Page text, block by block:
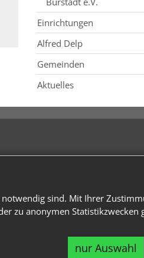
sind. Mit Ihrer
zu anonymen Statistikzwecken
nur Auswahl
Einrichtungen
Alfred Delp
Gemeinden
Aktuelles